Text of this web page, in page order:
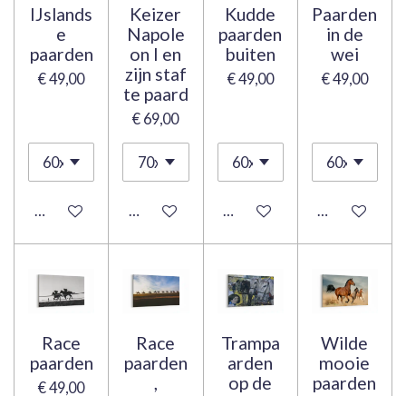
IJslands
e
paarden
€ 49,00
Bekijk details
Keizer
Napole
on I en
zijn staf
te paard
€ 69,00
Bekijk details
Kudde
paarden
buiten
€ 49,00
Bekijk details
Paarden
in de
wei
€ 49,00
Bekijk details
Race
paarden
€ 49,00
Race
paarden
,
Trampa
arden
op de
Wilde
mooie
paarden